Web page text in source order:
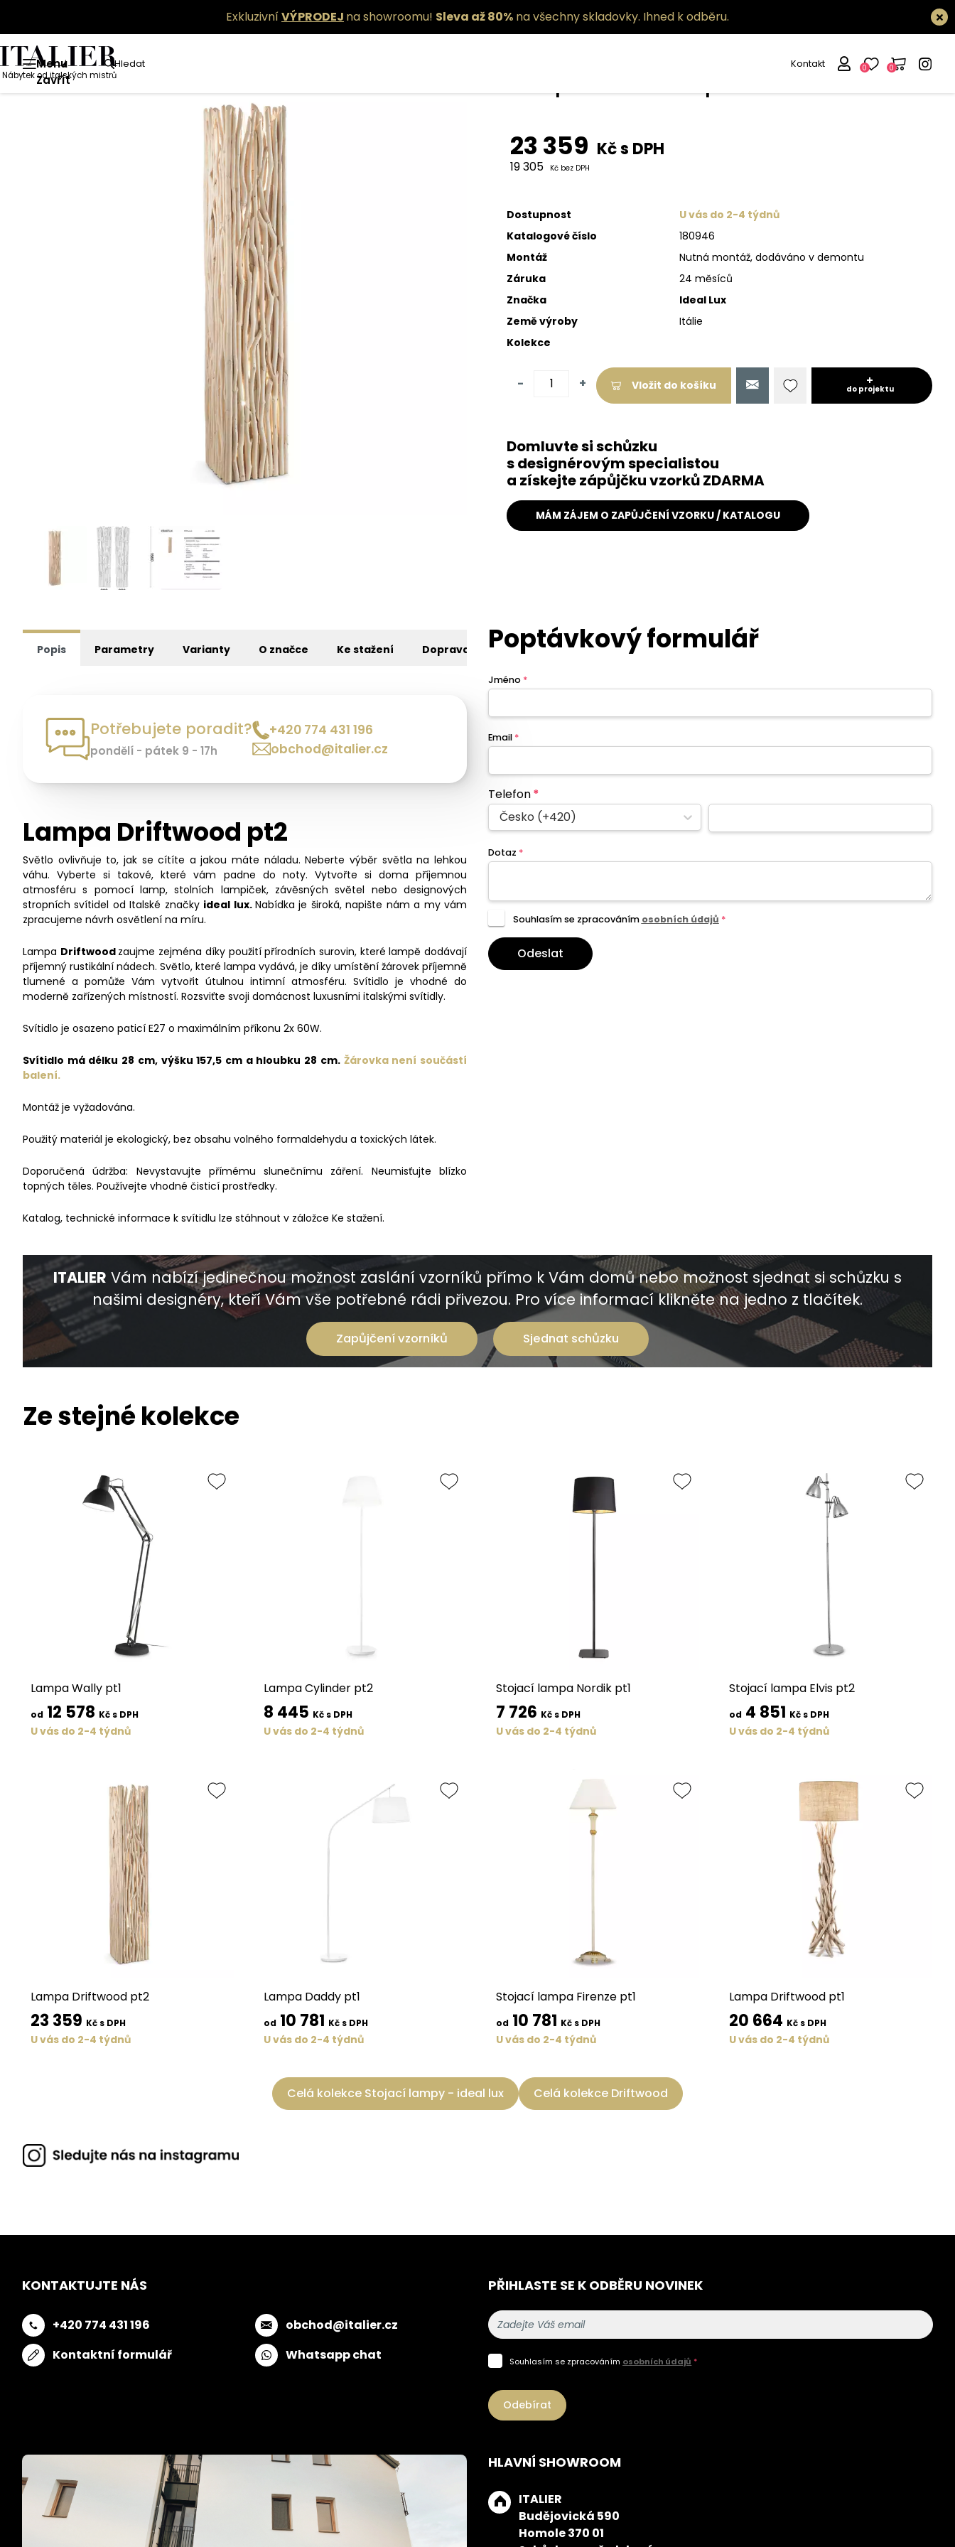
ExkluzivníVÝPRODEJ na showroomu! Sleva až 80% na všechny skladovky. Ihned k odběru.
Menu
Zavřít
Hledat
Nábytek od italských mistrů
Kontakt 0 0
23 359 Kč s DPH
19 305 Kč bez DPH
Dostupnost
U vás do 2-4 týdnů
Katalogové číslo
180946
Montáž
Nutná montáž, dodáváno v demontu
Záruka
24 měsíců
Značka
Ideal Lux
Země výroby
Itálie
Kolekce
- + Vložit do košíku do projektu
Domluvte si schůzku
s designérovým specialistou
a získejte zápůjčku vzorků ZDARMA
MÁM ZÁJEM O ZAPŮJČENÍ VZORKU / KATALOGU
Popis Parametry Varianty O značce Ke stažení Doprava
Potřebujete poradit?
pondělí - pátek 9 - 17h
+420 774 431 196
obchod@italier.cz
Lampa Driftwood pt2
Světlo ovlivňuje to, jak se cítíte a jakou máte náladu. Neberte výběr světla na lehkou
váhu. Vyberte si takové, které vám padne do noty. Vytvořte si doma příjemnou
atmosféru s pomocí lamp, stolních lampiček, závěsných světel nebo designových
stropních svítidel od Italské značky ideal lux.Nabídka je široká, napište nám a my vám
zpracujeme návrh osvětlení na míru.
Lampa Driftwood zaujme zejména díky použití přírodních surovin, které lampě dodávají
příjemný rustikální nádech. Světlo, které lampa vydává, je díky umístění žárovek příjemně
tlumené a pomůže Vám vytvořit útulnou intimní atmosféru. Svítidlo je vhodné do
moderně zařízených místností. Rozsviťte svoji domácnost luxusními italskými svítidly.
Svítidlo je osazeno paticí E27 o maximálním příkonu 2x 60W.
Svítidlo má délku 28 cm, výšku 157,5 cm a hloubku 28 cm. Žárovka není součástí
balení.
Montáž je vyžadována.
Použitý materiál je ekologický, bez obsahu volného formaldehydu a toxických látek.
Doporučená údržba: Nevystavujte přímému slunečnímu záření. Neumisťujte blízko
topných těles. Používejte vhodné čisticí prostředky.
Katalog, technické informace k svítidlu lze stáhnout v záložce Ke stažení.
Poptávkový formulář
Jméno *
Email *
Telefon*
Česko (+420)
Dotaz *
Souhlasím se zpracováním osobních údajů *
Odeslat
ITALIER Vám nabízí jedinečnou možnost zaslání vzorníků přímo k Vám domů nebo možnost sjednat si schůzku s
našimi designéry, kteří Vám vše potřebné rádi přivezou. Pro více informací klikněte na jedno z tlačítek.
Zapůjčení vzorníků Sjednat schůzku
Ze stejné kolekce
Lampa Wally pt1
od 12 578 Kč s DPH
U vás do 2-4 týdnů
Lampa Cylinder pt2
8 445 Kč s DPH
U vás do 2-4 týdnů
Stojací lampa Nordik pt1
7 726 Kč s DPH
U vás do 2-4 týdnů
Stojací lampa Elvis pt2
od 4 851 Kč s DPH
U vás do 2-4 týdnů
Lampa Driftwood pt2
23 359 Kč s DPH
U vás do 2-4 týdnů
Lampa Daddy pt1
od 10 781 Kč s DPH
U vás do 2-4 týdnů
Stojací lampa Firenze pt1
od 10 781 Kč s DPH
U vás do 2-4 týdnů
Lampa Driftwood pt1
20 664 Kč s DPH
U vás do 2-4 týdnů
Celá kolekce Stojací lampy - ideal lux Celá kolekce Driftwood
KONTAKTUJTE NÁS
+420 774 431 196
obchod@italier.cz
Kontaktní formulář
Whatsapp chat
PŘIHLASTE SE K ODBĚRU NOVINEK
Souhlasím se zpracováním osobních údajů *
Odebírat
HLAVNÍ SHOWROOM
ITALIER
Budějovická 590
Homole 370 01